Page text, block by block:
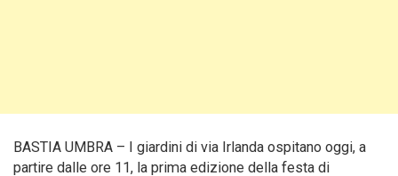
BASTIA UMBRA – I giardini di via Irlanda ospitano oggi, a
partire dalle ore 11, la prima edizione della festa di